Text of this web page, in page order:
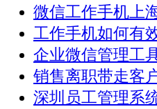
微信工作手机上
工作手机如何有
企业微信管理工
销售离职带走客
深圳员工管理系